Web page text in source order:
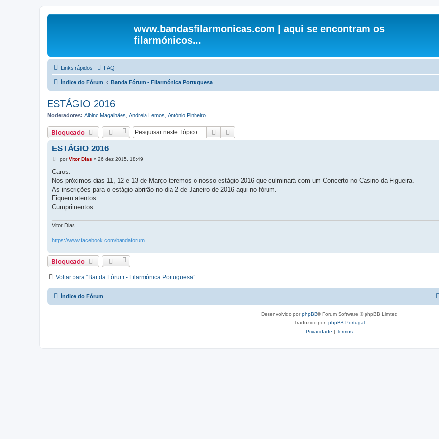
www.bandasfilarmonicas.com | aqui se encontram os
filarmónicos...
Links rápidos FAQ
Índice do Fórum Banda Fórum - Filarmónica Portuguesa
ESTÁGIO 2016
Moderadores: Albino Magalhães Andreia Lemos António Pinheiro
Bloqueado Pesquisar
ESTÁGIO 2016
M
n
a
g
m
porVitor Dias » 26 dez 2015, 18:49
Caros:
Nos próximos dias 11, 12 e 13 de Março teremos o nosso estágio 2016 que culminará com um Concerto no Casino da Figueira.
As inscrições para o estágio abrirão no dia 2 de Janeiro de 2016 aqui no fórum.
Fiquem atentos.
Cumprimentos.
Vitor Dias
https://www.facebook.com/bandaforum
Bloqueado
Voltar para “Banda Fórum - Filarmónica Portuguesa”
Índice do Fórum
Desenvolvido porphpBB® Forum Software © phpBB Limited
Traduzido por: phpBB Portugal
Privacidade | Termos